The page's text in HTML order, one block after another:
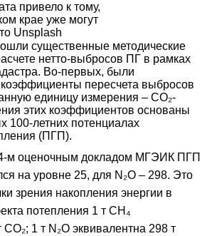
привело к тому,
крае уже могут
Unsplash
существенные методические
нетто-выбросов ПГ в рамках
Во-первых, были
пересчета выбросов
единицу измерения – СО₂-
этих коэффициентов основаны
100-летних потенциалах
(ПГП).
4-м оценочным докладом МГЭИК ПГП
на уровне 25, для N₂O – 298. Это
зрения накопления энергии в
потепления 1 т CH₄
СО₂; 1 т N₂O эквивалентна 298 т